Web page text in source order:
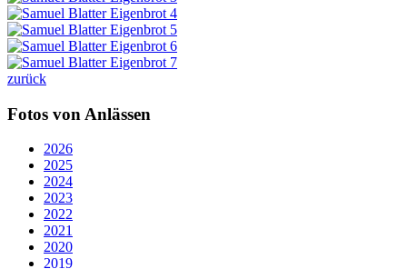
zurück
Fotos von Anlässen
2026
2025
2024
2023
2022
2021
2020
2019